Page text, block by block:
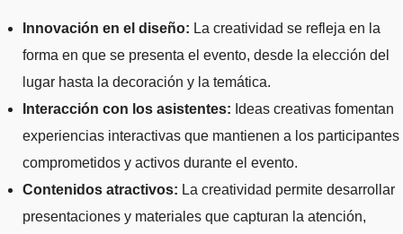
Innovación en el diseño: La creatividad se refleja en la
forma en que se presenta el evento, desde la elección del
lugar hasta la decoración y la temática.
Interacción con los asistentes: Ideas creativas fomentan
experiencias interactivas que mantienen a los participantes
comprometidos y activos durante el evento.
Contenidos atractivos: La creatividad permite desarrollar
presentaciones y materiales que capturan la atención,